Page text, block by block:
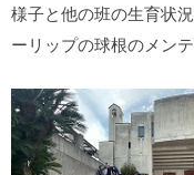
様子と他の班の生育状
ーリップの球根のメン